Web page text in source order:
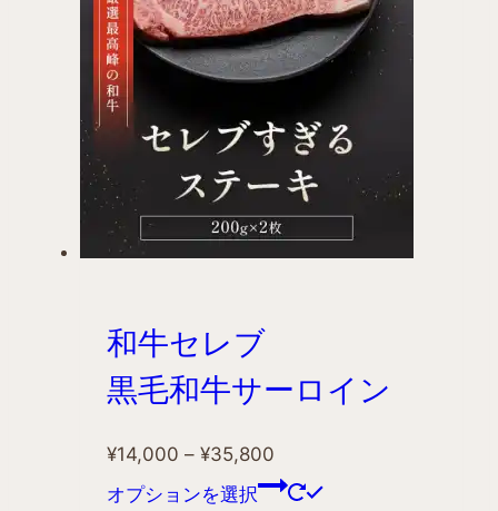
和牛セレブ
黒毛和牛サーロイン
¥14,000 – ¥35,800
オプションを選択